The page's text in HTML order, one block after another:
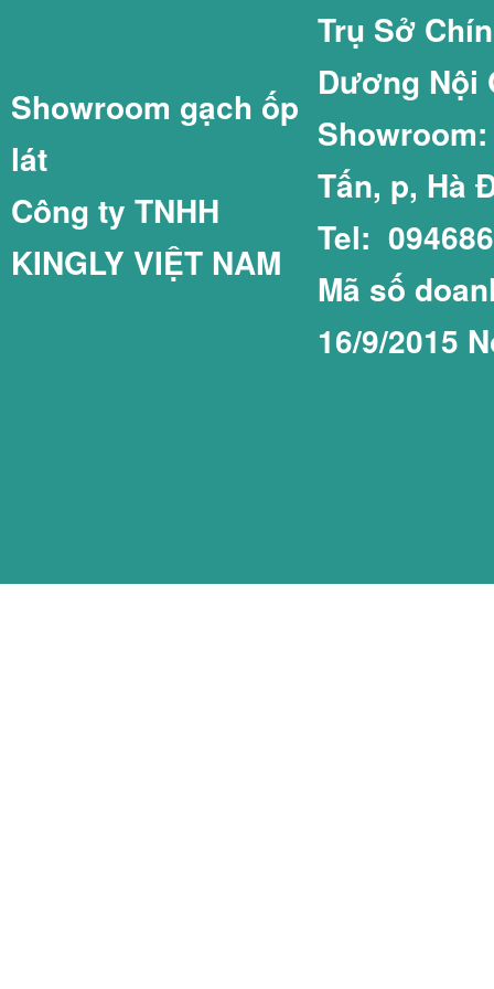
GẠCH LÁT SÂN
GẠCH LÁT SÂN
GẠCH LÁT SÂN
GẠCH THẺ
GẠCH THẺ
GẠCH THẺ VIỆT
Showroom gạch ốp
lát
Công ty TNHH
KINGLY VIỆT NAM
Trụ Sở
Dương Nội
Tấn, p, Hà
Tel:
Mã số
16/9/2015